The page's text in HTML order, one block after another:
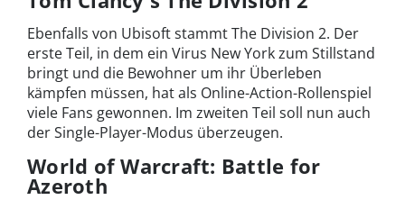
Ebenfalls von Ubisoft stammt The Division 2. Der
erste Teil, in dem ein Virus New York zum Stillstand
bringt und die Bewohner um ihr Überleben
kämpfen müssen, hat als Online-Action-Rollenspiel
viele Fans gewonnen. Im zweiten Teil soll nun auch
der Single-Player-Modus überzeugen.
World of Warcraft: Battle for
Azeroth